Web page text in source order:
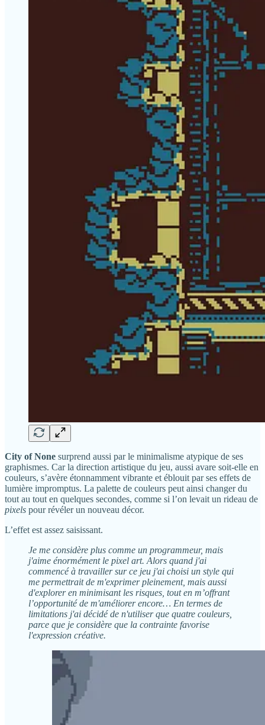
City of None surprend aussi par le minimalisme atypique de ses
graphismes. Car la direction artistique du jeu, aussi avare soit-elle en
couleurs, s’avère étonnamment vibrante et éblouit par ses effets de
lumière impromptus. La palette de couleurs peut ainsi changer du
tout au tout en quelques secondes, comme si l’on levait un rideau de
pixels pour révéler un nouveau décor.
L’effet est assez saisissant.
Je me considère plus comme un programmeur, mais
j'aime énormément le pixel art. Alors quand j'ai
commencé à travailler sur ce jeu j'ai choisi un style qui
me permettrait de m'exprimer pleinement, mais aussi
d'explorer en minimisant les risques, tout en m’offrant
l’opportunité de m'améliorer encore… En termes de
limitations j'ai décidé de n'utiliser que quatre couleurs,
parce que je considère que la contrainte favorise
l'expression créative.